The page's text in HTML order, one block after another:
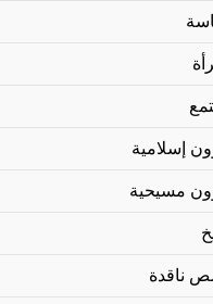
إسلامية
مسيحية
ناقدة